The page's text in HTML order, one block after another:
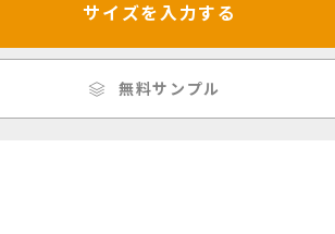
サイズを入力する
無料サンプル